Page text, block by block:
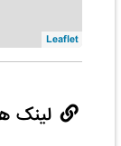
Leaflet
لینک